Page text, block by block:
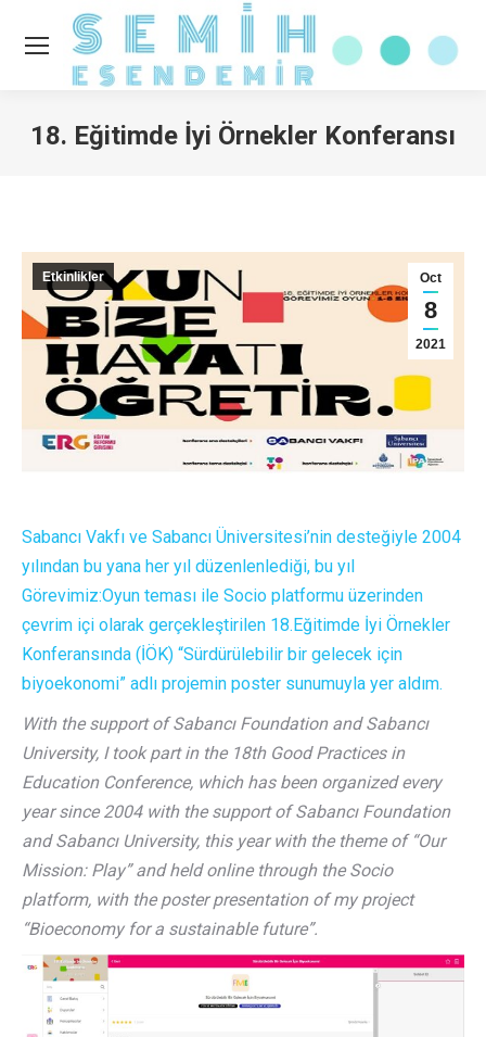
18. Eğitimde İyi Örnekler Konferansı
Oct
8
2021
Etkinlikler
Sabancı Vakfı ve Sabancı Üniversitesi’nin desteğiyle 2004
yılından bu yana her yıl düzenlenlediği, bu yıl
Görevimiz:Oyun teması ile Socio platformu üzerinden
çevrim içi olarak gerçekleştirilen 18.Eğitimde İyi Örnekler
Konferansında (İÖK) “Sürdürülebilir bir gelecek için
biyoekonomi” adlı projemin poster sunumuyla yer aldım.
With the support of Sabancı Foundation and Sabancı
University, I took part in the 18th Good Practices in
Education Conference, which has been organized every
year since 2004 with the support of Sabancı Foundation
and Sabancı University, this year with the theme of “Our
Mission: Play” and held online through the Socio
platform, with the poster presentation of my project
“Bioeconomy for a sustainable future”.